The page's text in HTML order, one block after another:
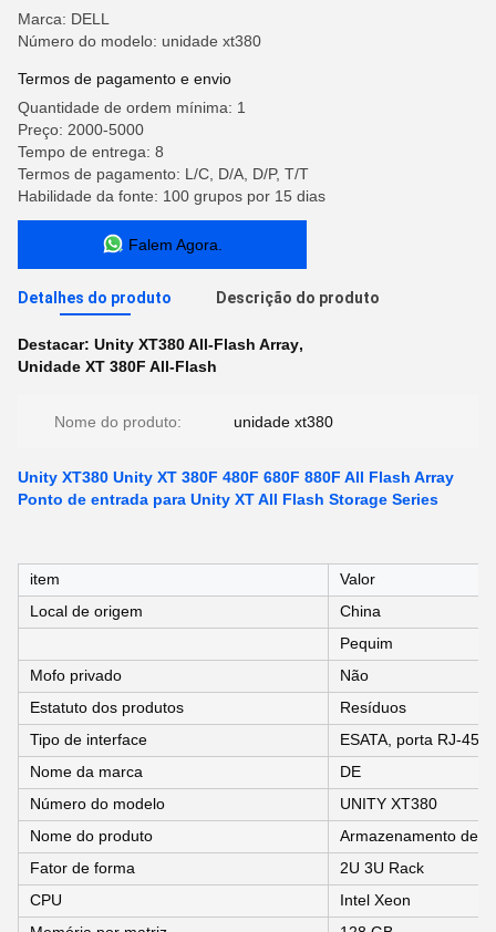
Marca: DELL
Número do modelo: unidade xt380
Termos de pagamento e envio
Quantidade de ordem mínima: 1
Preço: 2000-5000
Tempo de entrega: 8
Termos de pagamento: L/C, D/A, D/P, T/T
Habilidade da fonte: 100 grupos por 15 dias
Falem Agora.
Detalhes do produto Descrição do produto
Destacar: Unity XT380 All-Flash Array,
Unidade XT 380F All-Flash
Nome do produto: unidade xt380
Unity XT380 Unity XT 380F 480F 680F 880F All Flash Array
Ponto de entrada para Unity XT All Flash Storage Series
item
Valor
Local de origem
China
Pequim
Mofo privado
Não
Estatuto dos produtos
Resíduos
Tipo de interface
ESATA, porta RJ-45,
Nome da marca
DE
Número do modelo
UNITY XT380
Nome do produto
Armazenamento de
Fator de forma
2U 3U Rack
CPU
Intel Xeon